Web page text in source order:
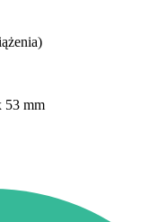
53 mm